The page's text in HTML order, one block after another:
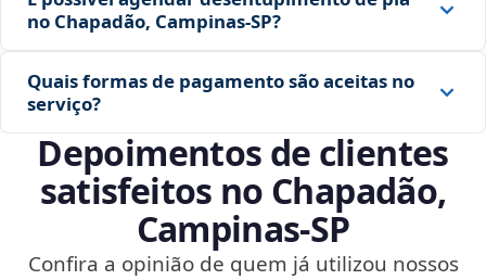
no Chapadão, Campinas‑SP?
Quais formas de pagamento são aceitas no
serviço?
Depoimentos de clientes
satisfeitos no Chapadão,
Campinas‑SP
Confira a opinião de quem já utilizou nossos